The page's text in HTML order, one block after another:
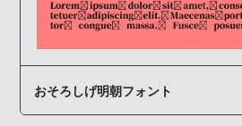
おそろしげ明朝フォント